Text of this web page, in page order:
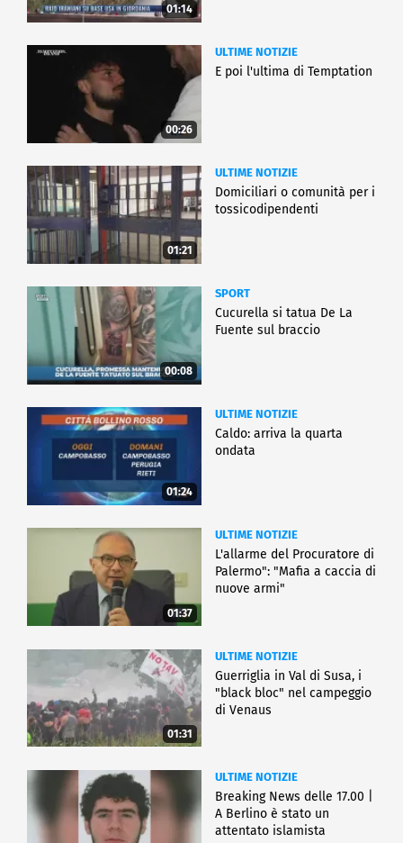
01:14
00:26
ULTIME NOTIZIE
E poi l'ultima di Temptation
01:21
ULTIME NOTIZIE
Domiciliari o comunità per i
tossicodipendenti
00:08
SPORT
Cucurella si tatua De La
Fuente sul braccio
01:24
ULTIME NOTIZIE
Caldo: arriva la quarta
ondata
01:37
ULTIME NOTIZIE
L'allarme del Procuratore di
Palermo": "Mafia a caccia di
nuove armi"
01:31
ULTIME NOTIZIE
Guerriglia in Val di Susa, i
"black bloc" nel campeggio
di Venaus
ULTIME NOTIZIE
Breaking News delle 17.00 |
A Berlino è stato un
attentato islamista